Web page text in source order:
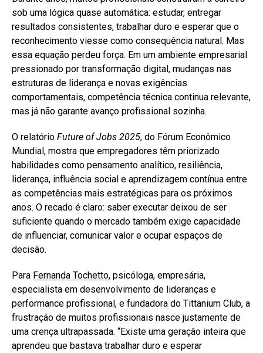
sob uma lógica quase automática: estudar, entregar
resultados consistentes, trabalhar duro e esperar que o
reconhecimento viesse como consequência natural. Mas
essa equação perdeu força. Em um ambiente empresarial
pressionado por transformação digital, mudanças nas
estruturas de liderança e novas exigências
comportamentais, competência técnica continua relevante,
mas já não garante avanço profissional sozinha.
O relatório Future of Jobs 2025, do Fórum Econômico
Mundial, mostra que empregadores têm priorizado
habilidades como pensamento analítico, resiliência,
liderança, influência social e aprendizagem contínua entre
as competências mais estratégicas para os próximos
anos. O recado é claro: saber executar deixou de ser
suficiente quando o mercado também exige capacidade
de influenciar, comunicar valor e ocupar espaços de
decisão.
Para Fernanda Tochetto, psicóloga, empresária,
especialista em desenvolvimento de lideranças e
performance profissional, e fundadora do Tittanium Club, a
frustração de muitos profissionais nasce justamente de
uma crença ultrapassada. “Existe uma geração inteira que
aprendeu que bastava trabalhar duro e esperar